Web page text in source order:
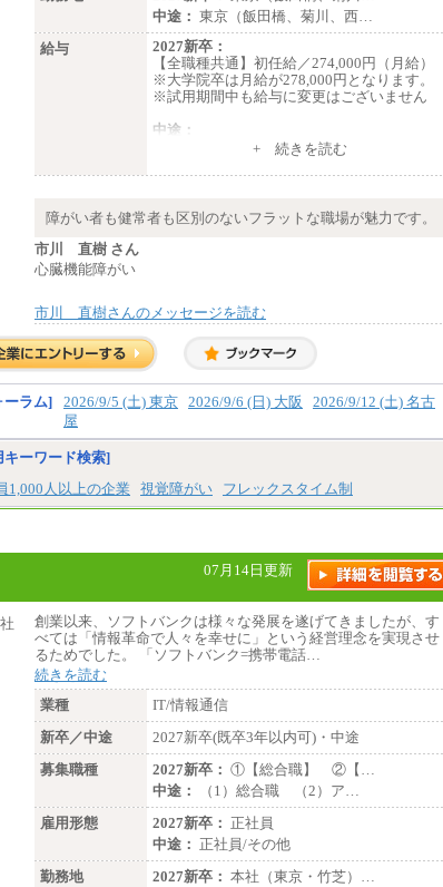
中途： 東京（飯田橋、菊川、西…
給与
2027新卒：
【全職種共通】初任給／274,000円（月給）
※大学院卒は月給が278,000円となります。
※試用期間中も給与に変更はございません
中途：
（１）～（４）274,000円（月給）～
（５）235,000円（月給）～
※経験・年齢などを考慮のうえ、当社規程に
※業務内容・勤務形態に応じて、上記給与の
範囲内でご相談をさせていただく事がありま
+ 続きを読む
障がい者も健常者も区別のないフラットな職場が魅力です。
市川 直樹 さん
心臓機能障がい
市川 直樹さんのメッセージを読む
ーラム] 2026/9/5 (土) 東京 2026/9/6 (日) 大阪
2026/9/12 (土) 名古
屋
キーワード検索]
1,000人以上の企業 視覚障がい フレックスタイム制
07月14日更新
創業以来、ソフトバンクは様々な発展を遂げてきましたが、す
べては「情報革命で人々を幸せに」という経営理念を実現させ
るためでした。 「ソフトバンク=携帯電話…
続きを読む
業種
IT/情報通信
新卒／中途
2027新卒(既卒3年以内可)・中途
募集職種
2027新卒： ①【総合職】 ②【…
中途：
（1）総合職 （2）ア…
雇用形態
2027新卒： 正社員
中途： 正社員/その他
勤務地
2027新卒： 本社（東京・竹芝）…